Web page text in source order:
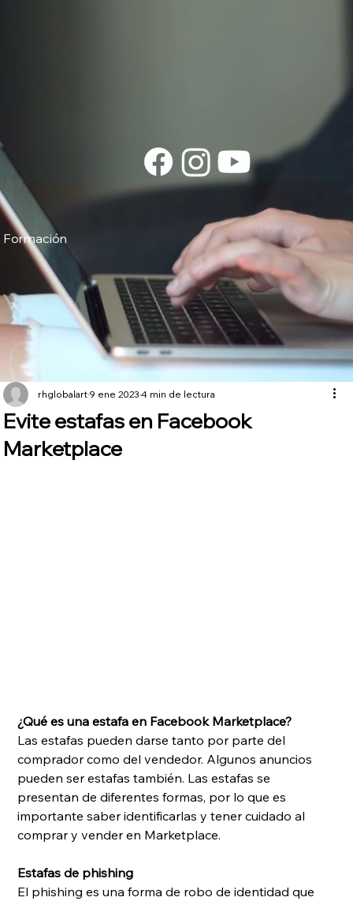
Evite estafas en Facebook
Marketplace
rhglobalart9 ene 20234 min de lectura
¿Qué es una estafa en Facebook Marketplace?
Las estafas pueden darse tanto por parte del
comprador como del vendedor. Algunos anuncios
pueden ser estafas también. Las estafas se
presentan de diferentes formas, por lo que es
importante saber identificarlas y tener cuidado al
comprar y vender en Marketplace.
Estafas de phishing
El phishing es una forma de robo de identidad que
Formación